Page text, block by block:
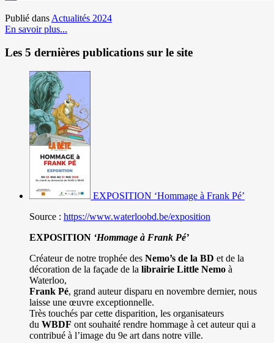
Publié dans Actualités 2024
En savoir plus...
Les 5 dernières publications sur le site
EXPOSITION ‘Hommage à Frank Pé’
Source : https://www.waterloobd.be/exposition
EXPOSITION ‘Hommage à Frank Pé’
Créateur de notre trophée des Nemo’s de la BD et de la
décoration de la façade de la librairie Little Nemo à
Waterloo,
Frank Pé, grand auteur disparu en novembre dernier, nous
laisse une œuvre exceptionnelle.
Très touchés par cette disparition, les organisateurs
du WBDF ont souhaité rendre hommage à cet auteur qui a
contribué à l’image du 9e art dans notre ville.